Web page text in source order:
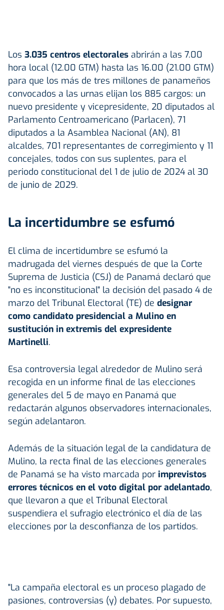
Los 3.035 centros electorales abrirán a las 7.00
hora local (12.00 GTM) hasta las 16.00 (21.00 GTM)
para que los más de tres millones de panameños
convocados a las urnas elijan los 885 cargos: un
nuevo presidente y vicepresidente, 20 diputados al
Parlamento Centroamericano (Parlacen), 71
diputados a la Asamblea Nacional (AN), 81
alcaldes, 701 representantes de corregimiento y 11
concejales, todos con sus suplentes, para el
periodo constitucional del 1 de julio de 2024 al 30
de junio de 2029.
La incertidumbre se esfumó
El clima de incertidumbre se esfumó la
madrugada del viernes después de que la Corte
Suprema de Justicia (CSJ) de Panamá declaró que
"no es inconstitucional" la decisión del pasado 4 de
marzo del Tribunal Electoral (TE) de designar
como candidato presidencial a Mulino en
sustitución in extremis del expresidente
Martinelli.
Esa controversia legal alrededor de Mulino será
recogida en un informe final de las elecciones
generales del 5 de mayo en Panamá que
redactarán algunos observadores internacionales,
según adelantaron.
Además de la situación legal de la candidatura de
Mulino, la recta final de las elecciones generales
de Panamá se ha visto marcada por imprevistos
errores técnicos en el voto digital por adelantado,
que llevaron a que el Tribunal Electoral
suspendiera el sufragio electrónico el día de las
elecciones por la desconfianza de los partidos.
"La campaña electoral es un proceso plagado de
pasiones, controversias (y) debates. Por supuesto,